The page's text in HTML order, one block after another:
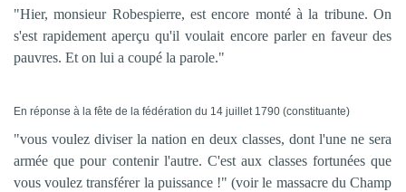
"Hier, monsieur Robespierre, est encore monté à la tribune. On
s'est rapidement aperçu qu'il voulait encore parler en faveur des
pauvres. Et on lui a coupé la parole."
En réponse à la fête de la fédération du 14 juillet 1790 (constituante)
"vous voulez diviser la nation en deux classes, dont l'une ne sera
armée que pour contenir l'autre. C'est aux classes fortunées que
vous voulez transférer la puissance !" (voir le massacre du Champ